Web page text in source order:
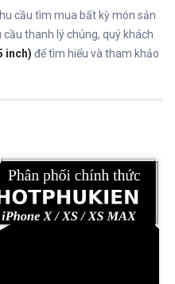
cầu tìm mua bất kỳ món sản
thanh lý chúng, quý khách
inch) để tìm hiểu và tham khảo